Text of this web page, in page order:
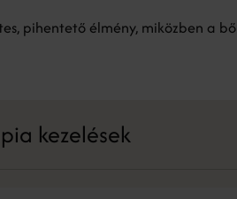
pihentető élmény, miközben a
kezelések